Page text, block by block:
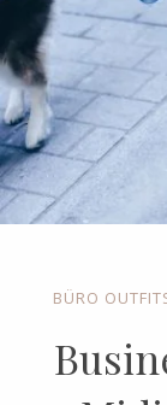
BÜRO